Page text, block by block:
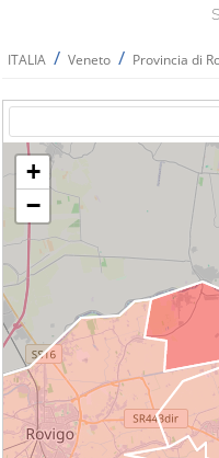
ITALIA / Veneto / Provincia di